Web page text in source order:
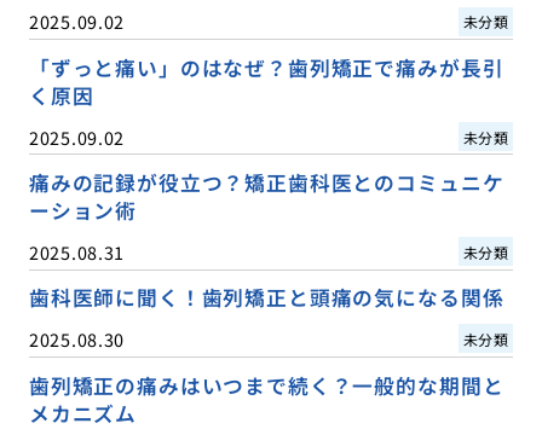
2025.09.02 未分類
「ずっと痛い」のはなぜ？歯列矯正で痛みが長引
く原因
2025.09.02 未分類
痛みの記録が役立つ？矯正歯科医とのコミュニケ
ーション術
2025.08.31 未分類
歯科医師に聞く！歯列矯正と頭痛の気になる関係
2025.08.30 未分類
歯列矯正の痛みはいつまで続く？一般的な期間と
メカニズム